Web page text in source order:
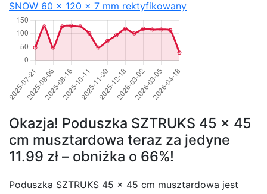
SNOW 60 x 120 x 7 mm rektyfikowany
Okazja! Poduszka SZTRUKS 45 x 45
cm musztardowa teraz za jedyne
11.99 zł – obniżka o 66%!
Poduszka SZTRUKS 45 x 45 cm musztardowa jest